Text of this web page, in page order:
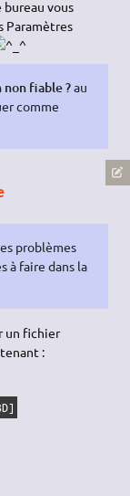
vous
Paramètres
fiable ?au
comme
problèmes
à faire dans la
un fichier
: